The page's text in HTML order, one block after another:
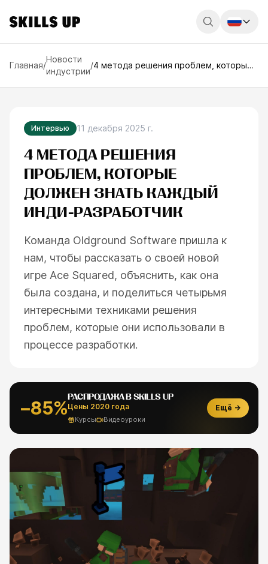
ESC
Главная/
Новости
индустрии
/4 метода решения проблем, которые
разработчик
Интервью 11 декабря 2025 г.
4 МЕТОДА РЕШЕНИЯ
ПРОБЛЕМ, КОТОРЫЕ
ДОЛЖЕН ЗНАТЬ КАЖДЫЙ
ИНДИ-РАЗРАБОТЧИК
Команда Oldground Software пришла к
нам, чтобы рассказать о своей новой
игре Ace Squared, объяснить, как она
была создана, и поделиться четырьмя
интересными техниками решения
проблем, которые они использовали в
процессе разработки.
−85%
РАСПРОДАЖА В SKILLS UP
Цены 2020 года
Курсы Видеоуроки
Ещё →